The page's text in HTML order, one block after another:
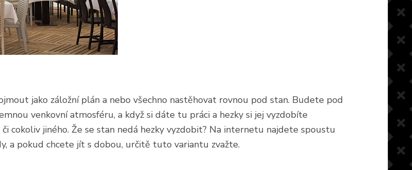
jako záložní plán a nebo všechno nastěhovat rovnou pod stan. Budete pod
venkovní atmosféru, a když si dáte tu práci a hezky si jej vyzdobíte
cokoliv jiného. Že se stan nedá hezky vyzdobit? Na internetu najdete spoustu
a pokud chcete jít s dobou, určitě tuto variantu zvažte.